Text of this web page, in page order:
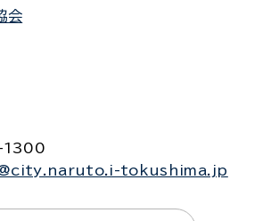
会
1300
tokushima.jp